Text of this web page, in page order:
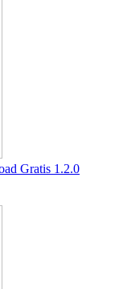
Gratis 1.2.0